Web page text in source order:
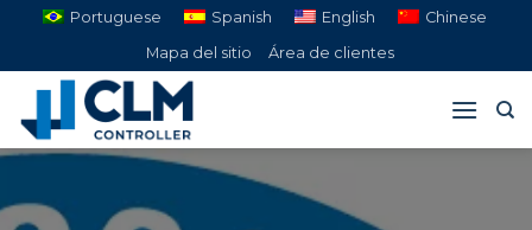
Saltar
contenido
Portuguese Spanish English
Chinese
Mapa del sitio
Área de clientes